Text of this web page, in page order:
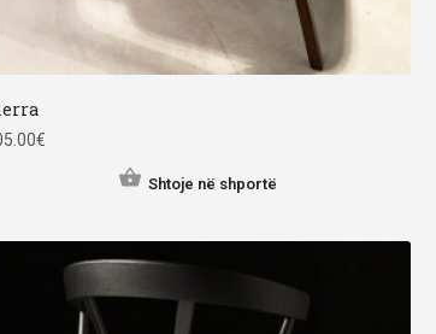
€
Shtoje në shportë